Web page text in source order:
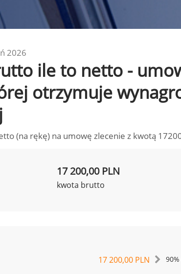
2026
ile to netto -
otrzymuje
(na rękę) na umowę zlecenie z kwotą
17 200,00 PLN
kwota brutto
17 200,00 PLN